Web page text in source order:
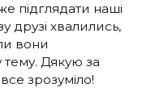
підглядати наші
друзі хвалились,
вони
Дякую за
зрозуміло!